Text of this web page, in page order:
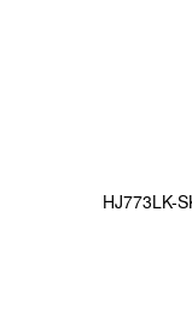
HJ773LK-